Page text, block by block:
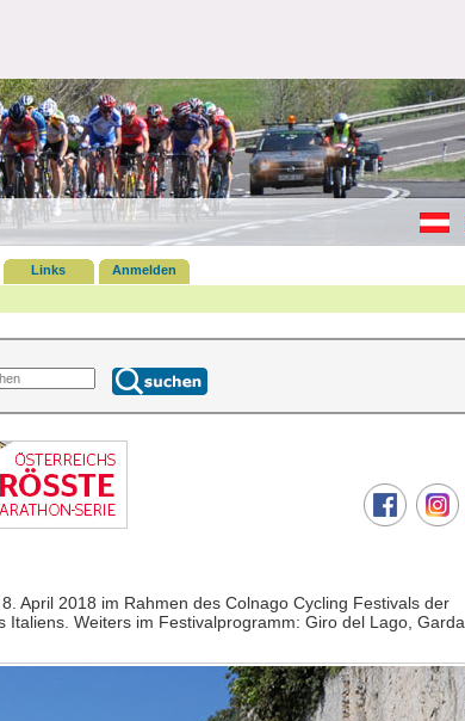
Links
Anmelden
April 2018 im Rahmen des Colnago Cycling Festivals der
Weiters im Festivalprogramm: Giro del Lago, Garda